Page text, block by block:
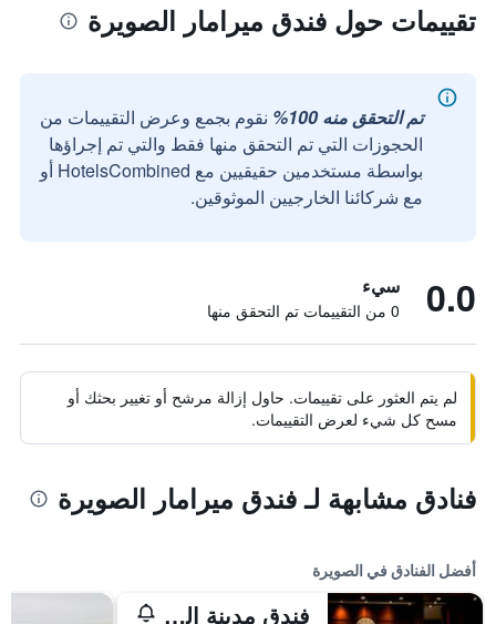
تقييمات حول فندق ميرامار الصويرة
تم التحقق منه 100%
نقوم بجمع وعرض التقييمات من
الحجوزات التي تم التحقق منها فقط والتي تم إجراؤها
بواسطة مستخدمين حقيقيين مع HotelsCombined أو
مع شركائنا الخارجيين الموثوقين.
0.0 سيء
0 من التقييمات تم التحقق منها
لم يتم العثور على تقييمات. حاول إزالة مرشح أو تغيير بحثك أو
مسح كل شيء لعرض التقييمات.
فنادق مشابهة لـ فندق ميرامار الصويرة
أفضل الفنادق في الصويرة
فندق مدينة الصويرة ثالاسا سي آند سبا - مجموعة إم جاليري كوليكشن